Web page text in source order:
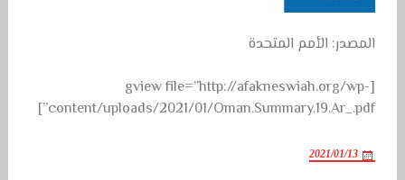
المصدر: الأمم المتحدة
[gview file=”http://afakneswiah.org/wp-
content/uploads/2021/01/Oman.Summary.19.Ar_.pdf”]
2021/01/13